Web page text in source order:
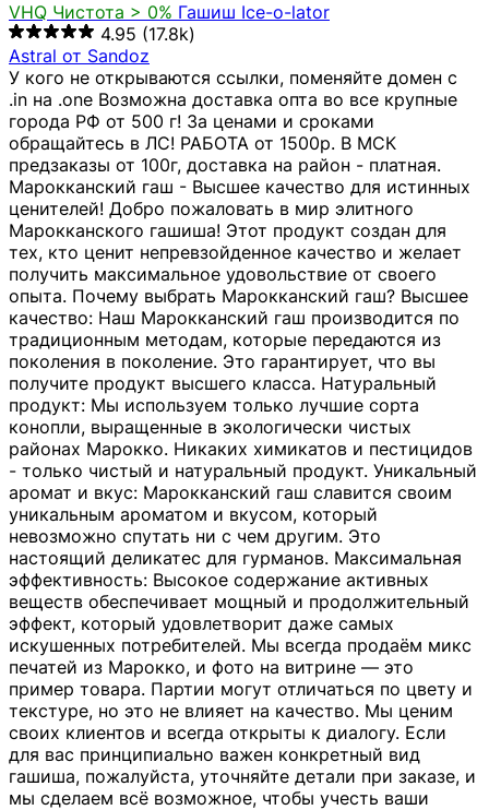
VHQ Чистота > 0% Гашиш Ice-o-lator
4.95 (17.8k)
Astral от Sandoz
У кого не открываются ссылки, поменяйте домен с
.in на .one Возможна доставка опта во все крупные
города РФ от 500 г! За ценами и сроками
обращайтесь в ЛС! РАБОТА от 1500р. В МСК
предзаказы от 100г, доставка на район - платная.
Марокканский гаш - Высшее качество для истинных
ценителей! Добро пожаловать в мир элитного
Марокканского гашиша! Этот продукт создан для
тех, кто ценит непревзойденное качество и желает
получить максимальное удовольствие от своего
опыта. Почему выбрать Марокканский гаш? Высшее
качество: Наш Марокканский гаш производится по
традиционным методам, которые передаются из
поколения в поколение. Это гарантирует, что вы
получите продукт высшего класса. Натуральный
продукт: Мы используем только лучшие сорта
конопли, выращенные в экологически чистых
районах Марокко. Никаких химикатов и пестицидов
- только чистый и натуральный продукт. Уникальный
аромат и вкус: Марокканский гаш славится своим
уникальным ароматом и вкусом, который
невозможно спутать ни с чем другим. Это
настоящий деликатес для гурманов. Максимальная
эффективность: Высокое содержание активных
веществ обеспечивает мощный и продолжительный
эффект, который удовлетворит даже самых
искушенных потребителей. Мы всегда продаём микс
печатей из Марокко, и фото на витрине — это
пример товара. Партии могут отличаться по цвету и
текстуре, но это не влияет на качество. Мы ценим
своих клиентов и всегда открыты к диалогу. Если
для вас принципиально важен конкретный вид
гашиша, пожалуйста, уточняйте детали при заказе, и
мы сделаем всё возможное, чтобы учесть ваши